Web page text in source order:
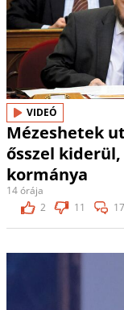
VIDEÓ
Mézeshetek
ősszel
kormánya
14 órája
2
11